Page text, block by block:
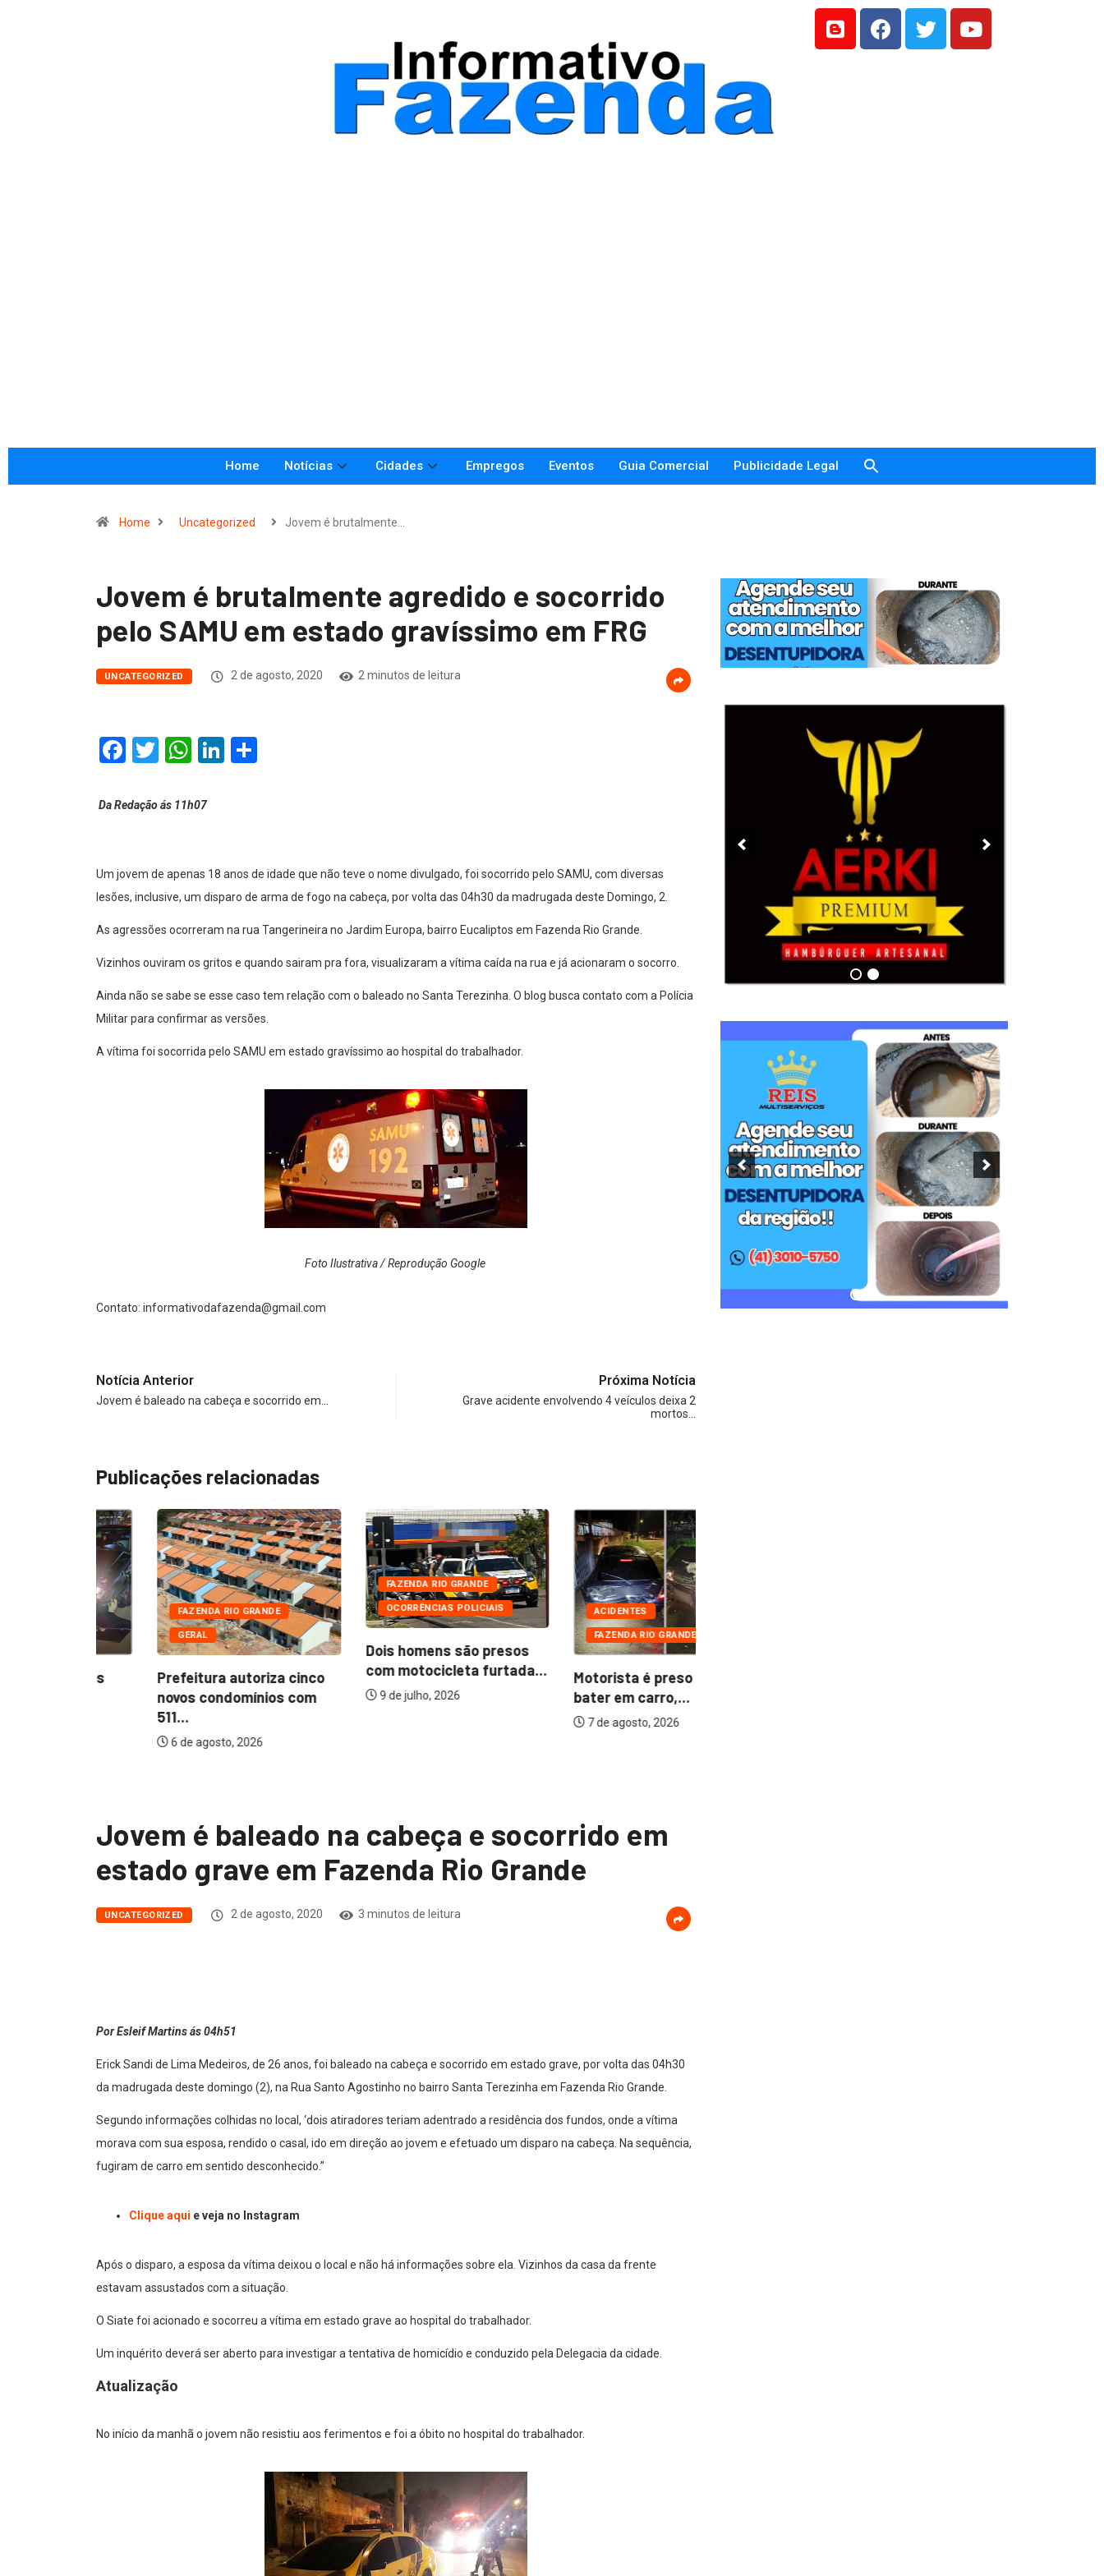
Home Notícias Cidades Empregos Eventos Guia Comercial Publicidade Legal
Home Uncategorized Jovem é brutalmente…
Jovem é brutalmente agredido e socorrido
pelo SAMU em estado gravíssimo em FRG
UNCATEGORIZED 2 de agosto, 2020 2 minutos de leitura
Facebook
Twitter
WhatsApp
LinkedIn
Da Redação ás 11h07
Um jovem de apenas 18 anos de idade que não teve o nome divulgado, foi socorrido pelo SAMU, com diversas
lesões, inclusive, um disparo de arma de fogo na cabeça, por volta das 04h30 da madrugada deste Domingo, 2.
As agressões ocorreram na rua Tangerineira no Jardim Europa, bairro Eucaliptos em Fazenda Rio Grande.
Vizinhos ouviram os gritos e quando sairam pra fora, visualizaram a vítima caída na rua e já acionaram o socorro.
Ainda não se sabe se esse caso tem relação com o baleado no Santa Terezinha. O blog busca contato com a Polícia
Militar para confirmar as versões.
A vítima foi socorrida pelo SAMU em estado gravíssimo ao hospital do trabalhador.
Foto Ilustrativa / Reprodução Google
Contato: informativodafazenda@gmail.com
Notícia Anterior
Jovem é baleado na cabeça e socorrido em…
Próxima Notícia
Grave acidente envolvendo 4 veículos deixa 2
mortos…
Publicações relacionadas
FAZENDA RIO GRANDE
GERAL
Prefeitura autoriza cinco
novos condomínios com
6 de agosto, 2026
FAZENDA RIO GRANDE
OCORRÊNCIAS POLICIAIS
Dois homens são presos
com motocicleta furtada...
9 de julho, 2026
ACIDENTES
FAZENDA RIO GRANDE
Motorista é preso após
bater em carro,...
7 de agosto, 2026
Jovem é baleado na cabeça e socorrido em
estado grave em Fazenda Rio Grande
UNCATEGORIZED 2 de agosto, 2020 3 minutos de leitura
Por Esleif Martins ás 04h51
Erick Sandi de Lima Medeiros, de 26 anos, foi baleado na cabeça e socorrido em estado grave, por volta das 04h30
da madrugada deste domingo (2), na Rua Santo Agostinho no bairro Santa Terezinha em Fazenda Rio Grande.
Segundo informações colhidas no local, ‘dois atiradores teriam adentrado a residência dos fundos, onde a vítima
morava com sua esposa, rendido o casal, ido em direção ao jovem e efetuado um disparo na cabeça. Na sequência,
fugiram de carro em sentido desconhecido.”
Clique aqui e veja no Instagram
Após o disparo, a esposa da vítima deixou o local e não há informações sobre ela. Vizinhos da casa da frente
estavam assustados com a situação.
O Siate foi acionado e socorreu a vítima em estado grave ao hospital do trabalhador.
Um inquérito deverá ser aberto para investigar a tentativa de homicídio e conduzido pela Delegacia da cidade.
Atualização
No início da manhã o jovem não resistiu aos ferimentos e foi a óbito no hospital do trabalhador.